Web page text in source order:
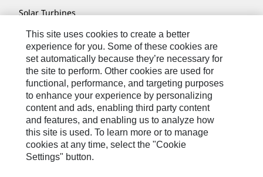
Solar Turbines
SPM Oil & Gas
Turner Powertrain Systems
Kontakt/Imprint
Sitemap
Cookie Settings
Rechtliche Hinweise
This site uses cookies to create a better
experience for you. Some of these cookies are
set automatically because they’re necessary for
the site to perform. Other cookies are used for
functional, performance, and targeting purposes
to enhance your experience by personalizing
content and ads, enabling third party content
and features, and enabling us to analyze how
this site is used. To learn more or to manage
cookies at any time, select the "Cookie
Settings" button.